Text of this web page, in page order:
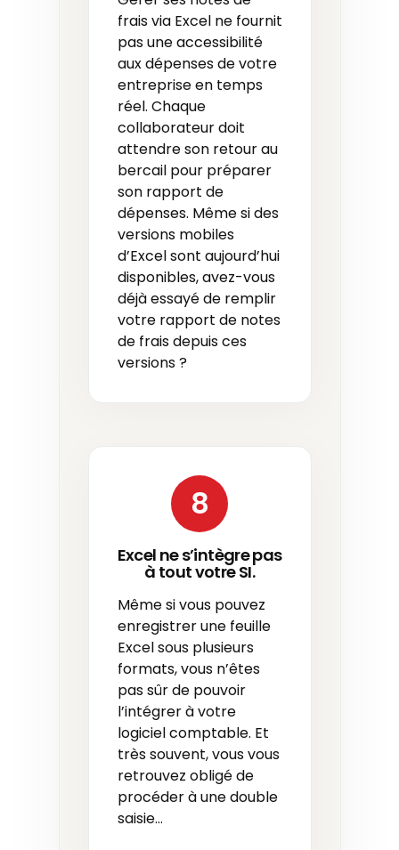
frais via Excel ne fournit
pas une accessibilité
aux dépenses de votre
entreprise en temps
réel. Chaque
collaborateur doit
attendre son retour au
bercail pour préparer
son rapport de
dépenses. Même si des
versions mobiles
d’Excel sont aujourd’hui
disponibles, avez-vous
déjà essayé de remplir
votre rapport de notes
de frais depuis ces
versions ?
8
Excel ne s’intègre pas
à tout votre SI.
Même si vous pouvez
enregistrer une feuille
Excel sous plusieurs
formats, vous n’êtes
pas sûr de pouvoir
l’intégrer à votre
logiciel comptable. Et
très souvent, vous vous
retrouvez obligé de
procéder à une double
saisie…